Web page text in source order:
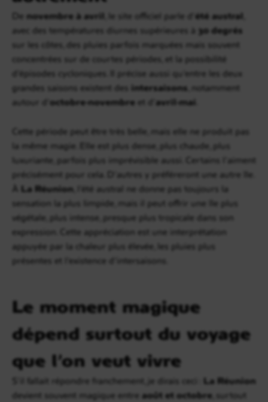
De novembre à avril , le site officiel parle d’ été austral
avec des températures diurnes supérieures à 30 degrés
sur les côtes, des pluies parfois marquées mais souvent
concentrées sur de courtes périodes, et la possibilité
d’épisodes cycloniques. Il précise aussi qu’entre les deux
grandes saisons existent des intersaisons , notamment
autour d’ octobre-novembre et d’ avril-mai
Cette période peut être très belle, mais elle ne produit pas
la même magie. Elle est plus dense, plus chaude, plus
luxuriante, parfois plus imprévisible aussi. Certains l’aiment
précisément pour cela. D’autres y préféreront une autre île.
La Réunion , l’été austral ne donne pas toujours la
sensation la plus limpide, mais il peut offrir une île plus
végétale, plus intense, presque plus tropicale dans son
expression. Cette appréciation est une interprétation
appuyée par la chaleur plus élevée, les pluies plus
présentes et l’existence d’intersaisons.
Le moment magique
dépend surtout du voyage
que l’on veut vivre
S’il fallait répondre franchement, je dirais ceci : La Réunion
devient souvent magique entre août et octobre , surtout